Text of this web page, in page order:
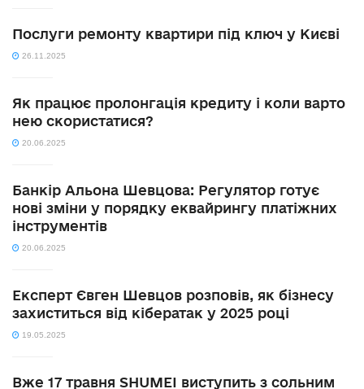
Послуги ремонту квартири під ключ у Києві
26.11.2025
Як працює пролонгація кредиту і коли варто
нею скористатися?
20.06.2025
Банкір Альона Шевцова: Регулятор готує
нові зміни у порядку еквайрингу платіжних
інструментів
20.06.2025
Експерт Євген Шевцов розповів, як бізнесу
захиститься від кібератак у 2025 році
19.05.2025
Вже 17 травня SHUMEI виступить з сольним